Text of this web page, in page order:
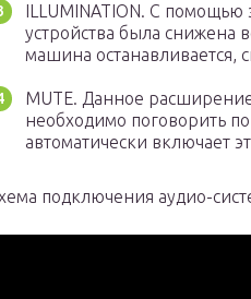
ILLUMINATION. С помощью
устройства была снижена
машина останавливается,
MUTE. Данное
необходимо поговорить
автоматически включает
подключения аудио-